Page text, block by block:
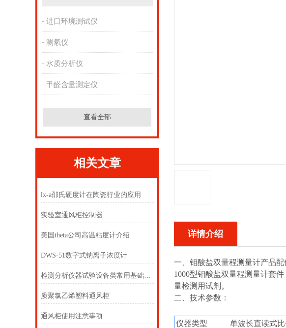
进口环境测试仪
测氡仪
水质分析仪
甲醛含量测定仪
查看全部
相关文章
lx-a邵氏硬度计在陶瓷行业的应用
实验室通风柜控制器
美国theta公司高温粘度计介绍
DWS-51数字式钠离子浓度计
检测分析仪器试验设备类常用基础英语词汇翻译
质聚氯乙烯塑料通风柜
通风柜使用注意事项
详情介绍
一、钼酸盐双量程测量计产品配
1000型钼酸盐双量程测量计套
量检测用试剂。
二、技术参数：
仪器类型 单波长直读式